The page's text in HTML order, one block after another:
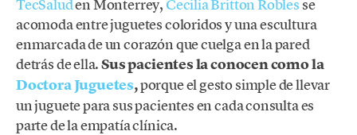
TecSaluden Monterrey, Cecilia Britton Roblesse
acomoda entre juguetes coloridos y una escultura
enmarcada de un corazón que cuelga en la pared
detrás de ella.Sus pacientes la conocen como la
Doctora Juguetes,porque el gesto simple de llevar
un juguete para sus pacientes en cada consulta es
parte de la empatía clínica.